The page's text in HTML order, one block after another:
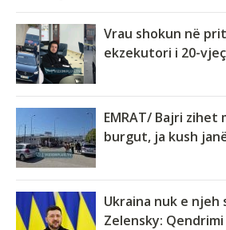
Vrau shokun në
ekzekutori i 20-
EMRAT/ Bajri zihet
burgut, ja kush
Ukraina nuk e
Zelensky: Qendrimi